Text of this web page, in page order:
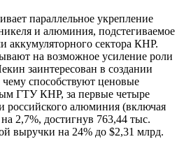
параллельное укрепление
и алюминия, подстегиваемое
аккумуляторного сектора КНР.
на возможное усиление роли
заинтересован в создании
способствуют ценовые
ГТУ КНР, за первые четыре
российского алюминия (включая
2,7%, достигнув 763,44 тыс.
выручки на 24% до $2,31 млрд.